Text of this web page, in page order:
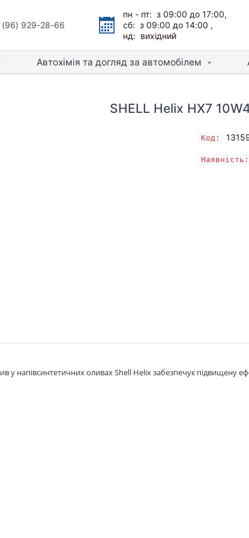
(96) 929-28-66
пн - пт: з 09:00 до 17:00,
сб: з 09:00 до 14:00 ,
нд: вихідний
Автохімія та догляд за автомобілем
SHELL Helix HX7
Код:
Наявність:
у напівсинтетичних оливах Shell Helix забезпечує підвищену